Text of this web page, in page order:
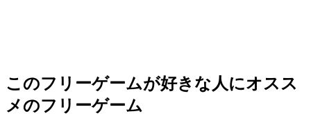
このフリーゲームが好きな人にオスス
メのフリーゲーム